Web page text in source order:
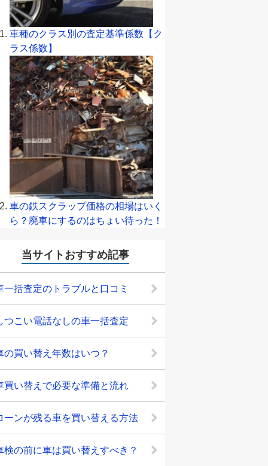
車種のクラス別の査定基準係数【ク
ラス係数】
車の鉄スクラップ価格の相場はいく
ら？廃車にするのはちょい待った！
当サイトおすすめ記事
一括査定のトラブルと口コミ
つこい電話なしの車一括査定
の買い替え年数はいつ？
買い替えで必要な準備と流れ
ーンが残る車を買い替える方法
検の前に車は買い替えすべき？